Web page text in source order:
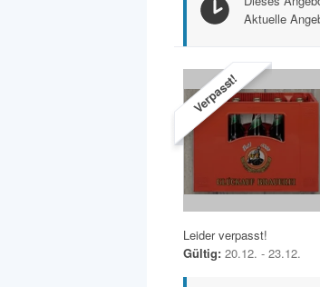
Aktuelle
Verpasst!
Leider verpasst!
Gültig: 20.12. - 23.12.